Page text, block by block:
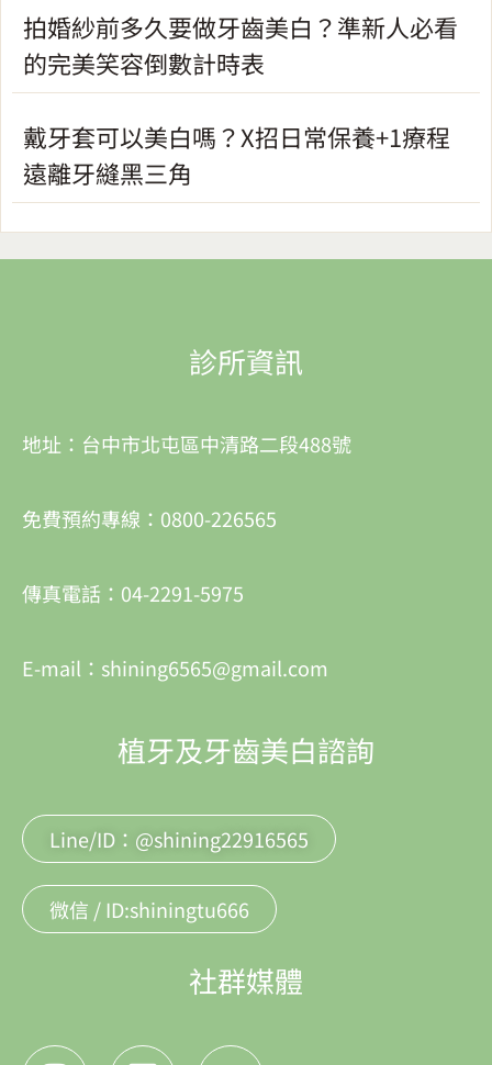
拍婚紗前多久要做牙齒美白？準新人必看
的完美笑容倒數計時表
戴牙套可以美白嗎？X招日常保養+1療程
遠離牙縫黑三角
診所資訊
地址：台中市北屯區中清路二段488號
免費預約專線：0800-226565
傳真電話：04-2291-5975
E-mail：shining6565@gmail.com
植牙及牙齒美白諮詢
Line/ID：@shining22916565
微信 / ID:shiningtu666
社群媒體